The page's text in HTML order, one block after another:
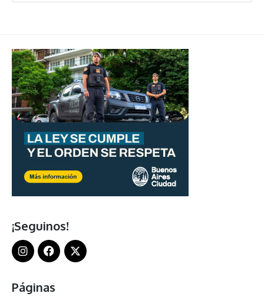
¡Seguinos!
Páginas